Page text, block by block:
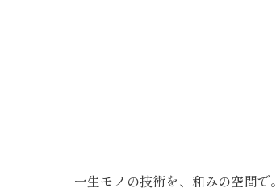
一生モノの技術を、和みの空間で。